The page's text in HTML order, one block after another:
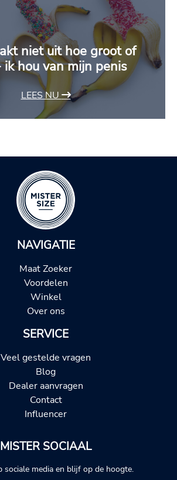
niet uit hoe groot of
hou van mijn penis
LEES NU
NAVIGATIE
Maat Zoeker
Voordelen
Winkel
Over ons
SERVICE
Veel gestelde vragen
Blog
Dealer aanvragen
Contact
Influencer
MISTER SOCIAAL
sociale media en blijf op de hoogte.